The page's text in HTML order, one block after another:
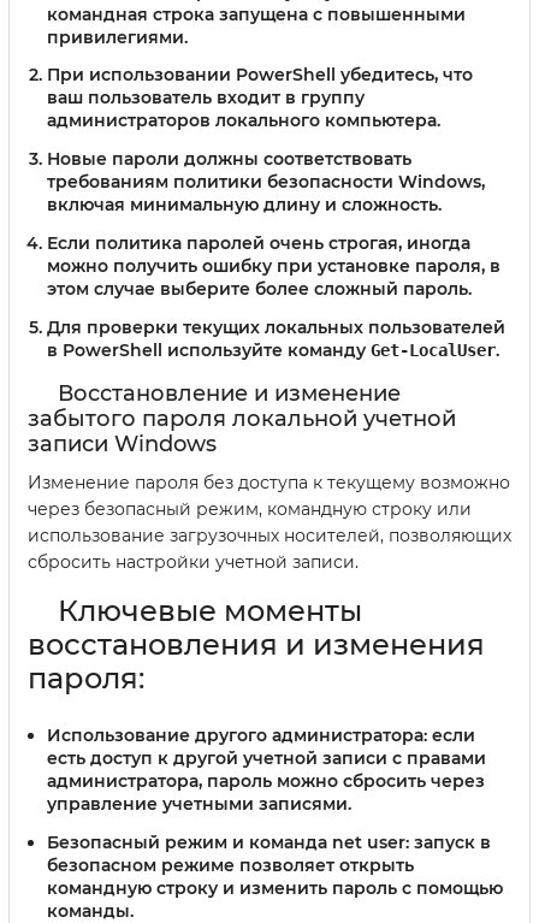
командная строка запущена с повышенными
привилегиями.
При использовании PowerShell убедитесь, что
ваш пользователь входит в группу
администраторов локального компьютера.
Новые пароли должны соответствовать
требованиям политики безопасности Windows,
включая минимальную длину и сложность.
Если политика паролей очень строгая, иногда
можно получить ошибку при установке пароля, в
этом случае выберите более сложный пароль.
Для проверки текущих локальных пользователей
в PowerShell используйте команду Get-LocalUser.
Восстановление и изменение
забытого пароля локальной учетной
записи Windows
Изменение пароля без доступа к текущему возможно
через безопасный режим, командную строку или
использование загрузочных носителей, позволяющих
сбросить настройки учетной записи.
Ключевые моменты
восстановления и изменения
пароля:
Использование другого администратора: если
есть доступ к другой учетной записи с правами
администратора, пароль можно сбросить через
управление учетными записями.
Безопасный режим и команда net user: запуск в
безопасном режиме позволяет открыть
командную строку и изменить пароль с помощью
команды.